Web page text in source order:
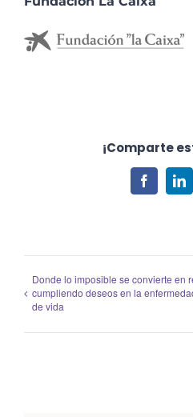
¡Comparte
Facebook
Donde lo imposible se convierte en
cumpliendo deseos en la
de vida